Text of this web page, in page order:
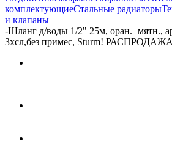
комплектующиеСтальные радиаторы
и клапаны
-Шланг д/воды 1/2" 25м,
3хсл,без примес, Sturm! РАСПРОДАЖА